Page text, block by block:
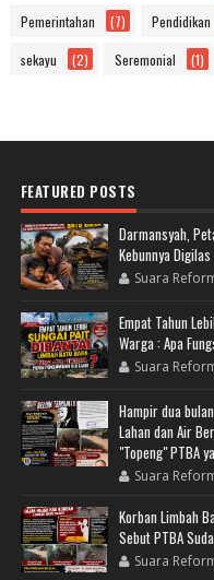
Pemerintahan (7) Pendidikan
sekayu (2) Seremonial (1)
FEATURED POSTS
Darmansyah,
Kebunnya
Suara
Empat Tahun
Warga : Apa
Suara
Hampir dua
Lahan dan Air
"Topeng" PTBA
Suara
Korban Limbah
Sebut PTBA
Suara